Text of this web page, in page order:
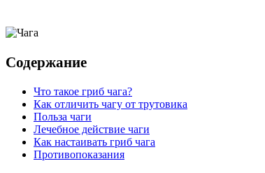
Содержание
Что такое гриб чага?
Как отличить чагу от трутовика
Польза чаги
Лечебное действие чаги
Как настаивать гриб чага
Противопоказания